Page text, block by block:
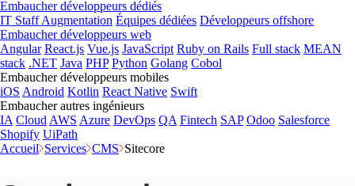
Embaucher développeurs dédiés
IT Staff Augmentation Équipes dédiées Développeurs offshore
Embaucher développeurs web
Angular React.js Vue.js JavaScript Ruby on Rails Full stack MEAN
stack .NET Java PHP Python Golang Cobol
Embaucher développeurs mobiles
iOS Android Kotlin React Native Swift
Embaucher autres ingénieurs
IA Cloud AWS Azure DevOps QA Fintech SAP Odoo Salesforce
Shopify UiPath
Accueil Services CMS Sitecore